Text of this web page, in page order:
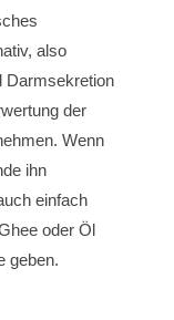
also
Darmsekretion
der
Wenn
ihn
einfach
oder Öl
geben.